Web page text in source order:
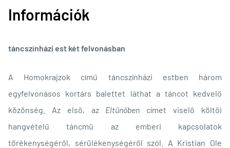
Információk
táncszínházi est két felvonásban
A Homokrajzok című táncszínházi estben három
egyfelvonásos kortárs balettet láthat a táncot kedvelő
közönség. Az első, az
Eltűnőben
címet viselő költői
hangvételű táncmű az emberi kapcsolatok
törékenységéről, sérülékenységéről szól. A Kristian Ole